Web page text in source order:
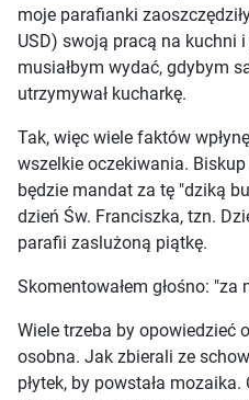
moje parafianki
USD) swoją pracą na kuchni
musiałbym wydać, gdybym
utrzymywał kucharkę.
Tak, więc wiele faktów
wszelkie oczekiwania.
będzie mandat za tę "dziką
dzień Św. Franciszka, tzn.
parafii zaslużoną piątkę.
Skomentowałem głośno: "za
Wiele trzeba by opowiedzieć
osobna. Jak zbierali ze
płytek, by powstała